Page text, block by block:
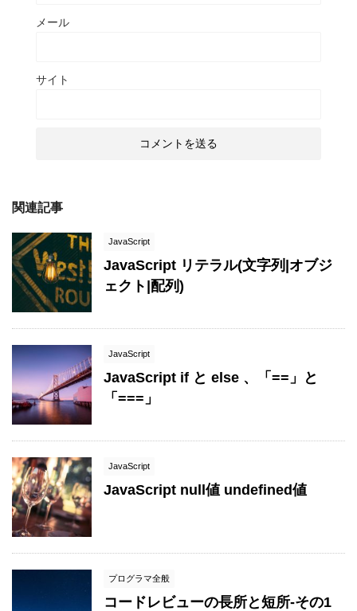
メール
サイト
関連記事
JavaScript
JavaScript リテラル(文字列|オブジ
ェクト|配列)
JavaScript
JavaScript if と else 、「==」と
「===」
JavaScript
JavaScript null値 undefined値
プログラマ全般
コードレビューの長所と短所-その1